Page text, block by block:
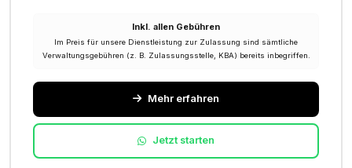
Inkl. allen Gebühren
Im Preis für unsere Dienstleistung zur Zulassung sind sämtliche
Verwaltungsgebühren (z. B. Zulassungsstelle, KBA) bereits inbegriffen.
Mehr erfahren
Jetzt starten